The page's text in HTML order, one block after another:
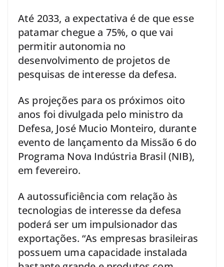
Até 2033, a expectativa é de que esse
patamar chegue a 75%, o que vai
permitir autonomia no
desenvolvimento de projetos de
pesquisas de interesse da defesa.
As projeções para os próximos oito
anos foi divulgada pelo ministro da
Defesa, José Mucio Monteiro, durante
evento de lançamento da Missão 6 do
Programa Nova Indústria Brasil (NIB),
em fevereiro.
A autossuficiência com relação às
tecnologias de interesse da defesa
poderá ser um impulsionador das
exportações. “As empresas brasileiras
possuem uma capacidade instalada